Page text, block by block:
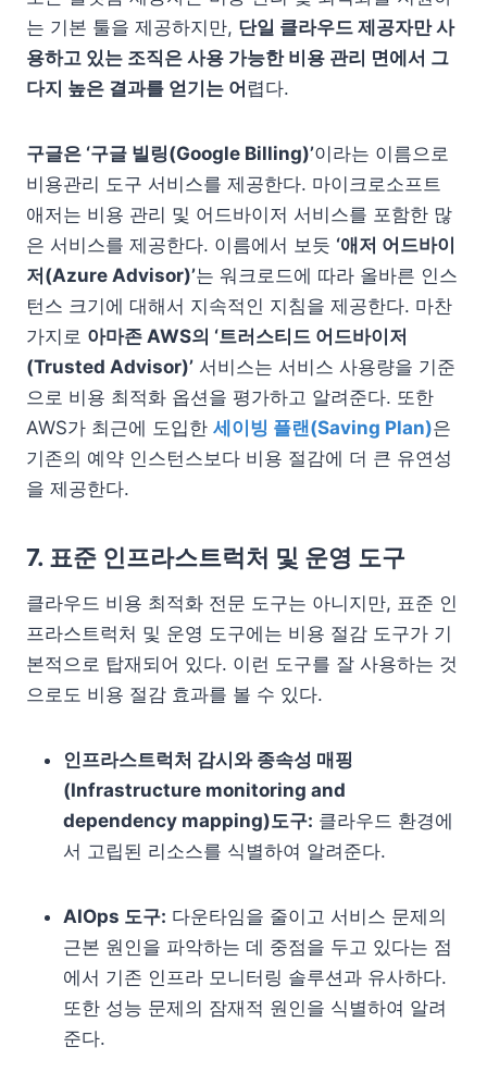
는 기본 툴을 제공하지만, 단일 클라우드 제공자만 사
용하고 있는 조직은 사용 가능한 비용 관리 면에서 그
다지 높은 결과를 얻기는 어 렵다.
구글은 ‘구글 빌링(Google Billing)’이라는 이름으로
비용관리 도구 서비스를 제공한다. 마이크로소프트
애저는 비용 관리 및 어드바이저 서비스를 포함한 많
은 서비스를 제공한다. 이름에서 보듯 ‘애저 어드바이
저(Azure Advisor)’는 워크로드에 따라 올바른 인스
턴스 크기에 대해서 지속적인 지침을 제공한다. 마찬
가지로 아마존 AWS의 ‘트러스티드 어드바이저
(Trusted Advisor)’ 서비스는 서비스 사용량을 기준
으로 비용 최적화 옵션을 평가하고 알려준다. 또한
AWS가 최근에 도입한 세이빙 플랜(Saving Plan)은
기존의 예약 인스턴스보다 비용 절감에 더 큰 유연성
을 제공한다.
7. 표준 인프라스트럭처 및 운영 도구
클라우드 비용 최적화 전문 도구는 아니지만, 표준 인
프라스트럭처 및 운영 도구에는 비용 절감 도구가 기
본적으로 탑재되어 있다. 이런 도구를 잘 사용하는 것
으로도 비용 절감 효과를 볼 수 있다.
인프라스트럭처 감시와 종속성 매핑
(Infrastructure monitoring and
dependency mapping)도구: 클라우드 환경에
서 고립된 리소스를 식별하여 알려준다.
AIOps 도구: 다운타임을 줄이고 서비스 문제의
근본 원인을 파악하는 데 중점을 두고 있다는 점
에서 기존 인프라 모니터링 솔루션과 유사하다.
또한 성능 문제의 잠재적 원인을 식별하여 알려
준다.